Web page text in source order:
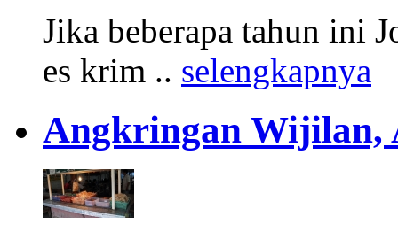
Jika beberapa tahun ini
es krim .. selengkapnya
Angkringan Wijilan,